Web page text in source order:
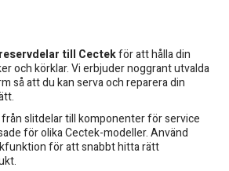
till Cectekför att hålla din
och körklar. Vi erbjuder noggrant utvalda
så att du kan serva och reparera din
slitdelar till komponenter för service
för olika Cectek-modeller. Använd
för att snabbt hitta rätt